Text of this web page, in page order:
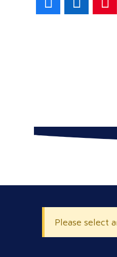
Please select